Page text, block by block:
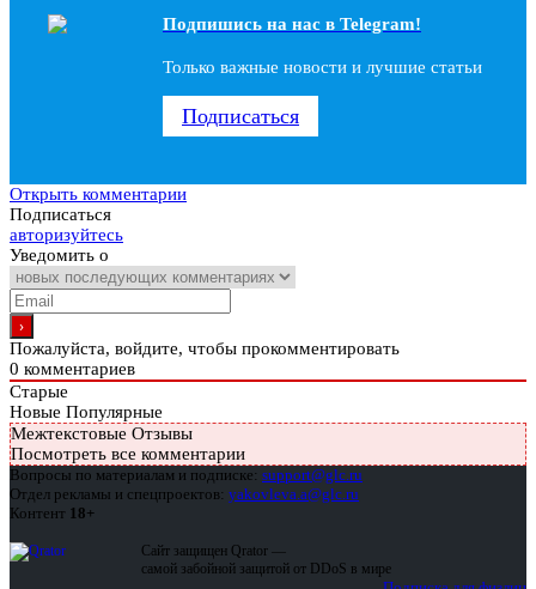
Подпишись на наc в Telegram!
Только важные новости и лучшие статьи
Подписаться
Открыть комментарии
Подписаться
авторизуйтесь
Уведомить о
Пожалуйста, войдите, чтобы прокомментировать
0 комментариев
Старые
Новые Популярные
Межтекстовые Отзывы
Посмотреть все комментарии
Вопросы по материалам и подписке: support@glc.ru
Отдел рекламы и спецпроектов: yakovleva.a@glc.ru
Контент 18+
Сайт защищен Qrator —
самой забойной защитой от DDoS в мире